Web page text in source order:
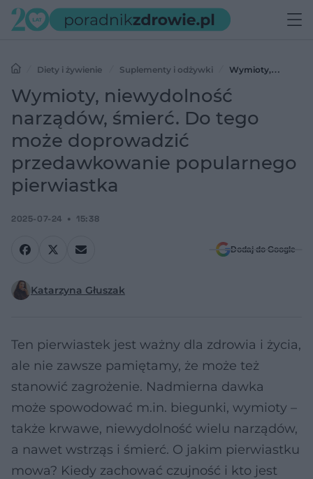
Diety i żywienie Suplementy i odżywki
Wymioty,
niewydolność narządów, śmierć. Do tego może doprowadzić
przedawkowanie popularnego pierwiastka
Wymioty, niewydolność
narządów, śmierć. Do tego
może doprowadzić
przedawkowanie popularnego
pierwiastka
2025-07-24 15:38
Dodaj do Google
Katarzyna Głuszak
Ten pierwiastek jest ważny dla zdrowia i życia,
ale nie zawsze pamiętamy, że może też
stanowić zagrożenie. Nadmierna dawka
może spowodować m.in. biegunki, wymioty –
także krwawe, niewydolność wielu narządów,
a nawet wstrząs i śmierć. O jakim pierwiastku
mowa? Kiedy zachować czujność i kto jest